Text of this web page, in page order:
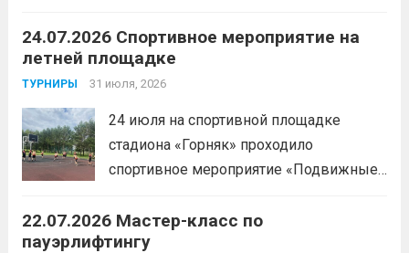
приняли участие в забеге и заняли
следующие призовые места:1 место —
Шабалин Максим, Щербунова Милана,
Всеволод3 место — Табакова
Александра
24.07.2026 Спортивное мероприятие на
летней площадке
ТУРНИРЫ 31 июля, 2026
24 июля на спортивной площадке
стадиона «Горняк» проходило
спортивное мероприятие «Подвижные
«хоккей».Читать дальше
22.07.2026 Мастер-класс по
пауэрлифтингу